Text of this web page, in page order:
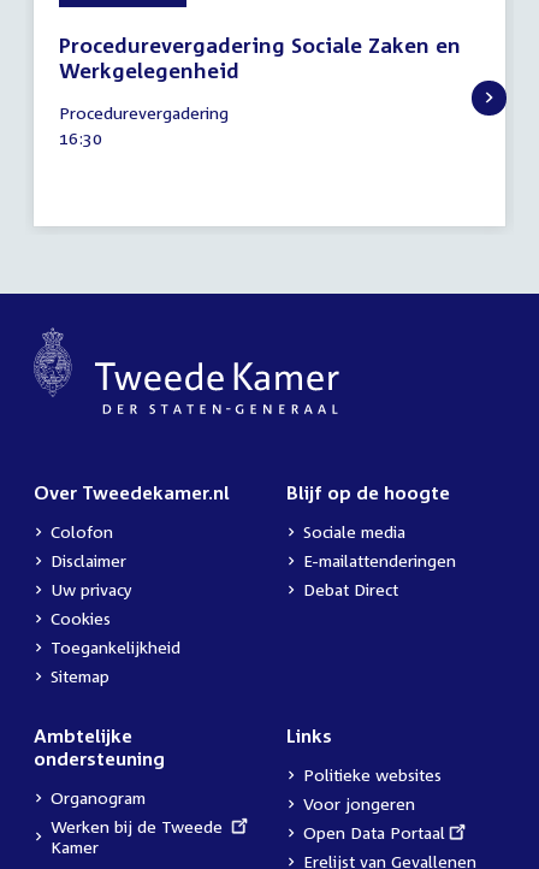
Procedurevergadering Sociale Zaken en
Werkgelegenheid
december
2025
Procedurevergadering
Tijd
16:30
Over Tweedekamer.nl
Colofon
Disclaimer
Uw privacy
Cookies
Toegankelijkheid
Sitemap
Blijf op de hoogte
Sociale media
E-mailattenderingen
Debat Direct
Ambtelijke
ondersteuning
Organogram
External
link:
Werken bij de Tweede
Kamer
Links
Politieke websites
Voor jongeren
External
link:
Open Data Portaal
Erelijst van Gevallenen